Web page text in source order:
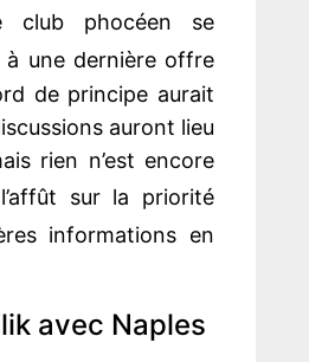
club phocéen se
une dernière offre
de principe aurait
auront lieu
rien n’est encore
sur la priorité
informations en
avec Naples